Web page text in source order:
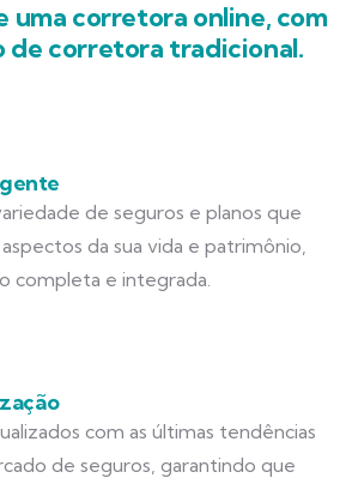
uma corretora online, com
de corretora tradicional.
de seguros e planos que
da sua vida e patrimônio,
completa e integrada.
com as últimas tendências
de seguros, garantindo que